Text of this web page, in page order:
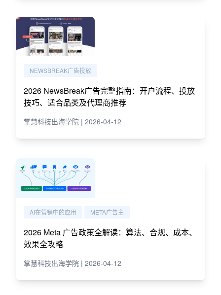
NEWSBREAK广告投放
2026 NewsBreak广告完整指南：开户流程、投放
技巧、适合品类及代理商推荐
掌慧科技出海学院 | 2026-04-12
AI在营销中的应用 META广告主
2026 Meta 广告政策全解读：算法、合规、成本、
效果全攻略
掌慧科技出海学院 | 2026-04-12